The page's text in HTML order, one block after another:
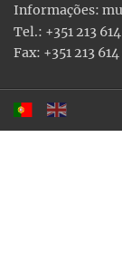
Informações:
Tel.: +351 213
Fax: +351 213